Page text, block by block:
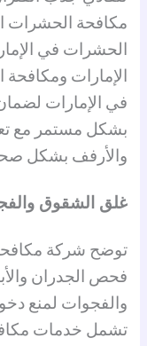
مكافحة الحشرات
الحشرات في
الإمارات ومكافحة
في الإمارات لضمان
بشكل مستمر مع
والأرفف بشكل
غلق الشقوق
توضح شركة
فحص الجدران
والفجوات لمنع
تشمل خدمات